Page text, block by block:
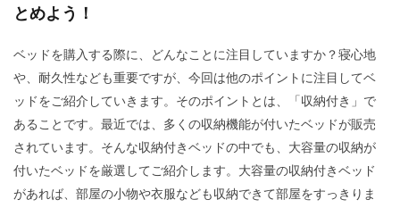
とめよう！
ベッドを購入する際に、どんなことに注目していますか？寝心地
や、耐久性なども重要ですが、今回は他のポイントに注目してベ
ッドをご紹介していきます。そのポイントとは、「収納付き」で
あることです。最近では、多くの収納機能が付いたベッドが販売
されています。そんな収納付きベッドの中でも、大容量の収納が
付いたベッドを厳選してご紹介します。大容量の収納付きベッド
があれば、部屋の小物や衣服なども収納できて部屋をすっきりま